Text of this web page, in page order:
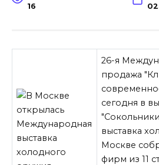
16
26-я
продажа
сегодня в
выставка
Москве
фирм из 11